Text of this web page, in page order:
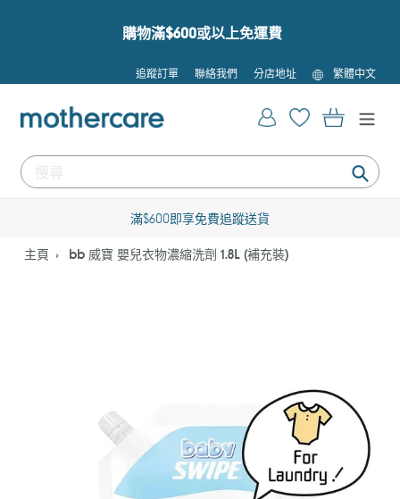
購物滿$600或以上免運費
追蹤訂單 聯絡我們 分店地址
語
言
繁體中文
提
登入 購物車
滿$600即享免費追蹤送貨
主頁 bb 威寶 嬰兒衣物濃縮洗劑 1.8L (補充裝)